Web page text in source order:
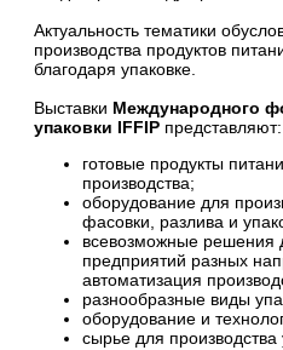
Актуальность тематики
производства продуктов
благодаря упаковке.
Выставки Международного
упаковки IFFIP представляют:
готовые продукты
производства;
оборудование для
фасовки, разлива и
всевозможные решения
предприятий разных
автоматизация
разнообразные виды
оборудование и
сырье для производства